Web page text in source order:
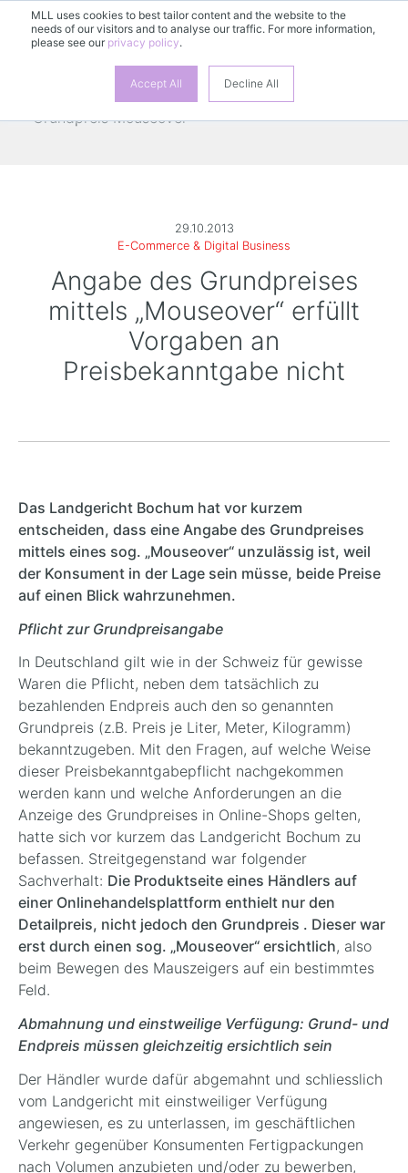
MLL uses cookies to best tailor content and the website to the
needs of our visitors and to analyse our traffic. For more information,
please see our privacy policy.
Accept All Decline All
29.10.2013
E-Commerce & Digital Business
Angabe des Grundpreises
mittels „Mouseover“ erfüllt
Vorgaben an
Preisbekanntgabe nicht
Das Landgericht Bochum hat vor kurzem
entscheiden, dass eine Angabe des Grundpreises
mittels eines sog. „Mouseover“ unzulässig ist, weil
der Konsument in der Lage sein müsse, beide Preise
auf einen Blick wahrzunehmen.
Pflicht zur Grundpreisangabe
In Deutschland gilt wie in der Schweiz für gewisse
Waren die Pflicht, neben dem tatsächlich zu
bezahlenden Endpreis auch den so genannten
Grundpreis (z.B. Preis je Liter, Meter, Kilogramm)
bekanntzugeben. Mit den Fragen, auf welche Weise
dieser Preisbekanntgabepflicht nachgekommen
werden kann und welche Anforderungen an die
Anzeige des Grundpreises in Online-Shops gelten,
hatte sich vor kurzem das Landgericht Bochum zu
befassen. Streitgegenstand war folgender
Sachverhalt: Die Produktseite eines Händlers auf
einer Onlinehandelsplattform enthielt nur den
Detailpreis, nicht jedoch den Grundpreis . Dieser war
erst durch einen sog. „Mouseover“ ersichtlich, also
beim Bewegen des Mauszeigers auf ein bestimmtes
Feld.
Abmahnung und einstweilige Verfügung: Grund- und
Endpreis müssen gleichzeitig ersichtlich sein
Der Händler wurde dafür abgemahnt und schliesslich
vom Landgericht mit einstweiliger Verfügung
angewiesen, es zu unterlassen, im geschäftlichen
Verkehr gegenüber Konsumenten Fertigpackungen
nach Volumen anzubieten und/oder zu bewerben,